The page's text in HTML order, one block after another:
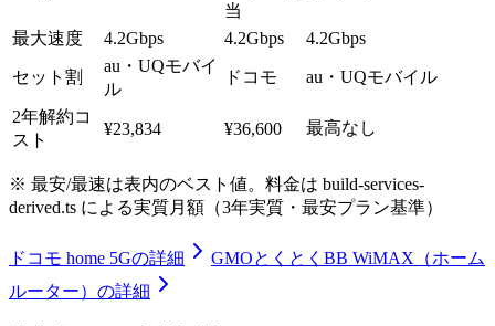
当
最大速度 4.2Gbps 4.2Gbps 4.2Gbps
セット割
au・UQモバイ
ル
ドコモ au・UQモバイル
2年解約コ
スト
¥23,834 ¥36,600 最高なし
※ 最安/最速は表内のベスト値。料金は build-services-
derived.ts による実質月額（3年実質・最安プラン基準）
ドコモ home 5Gの詳細
GMOとくとくBB WiMAX（ホーム
ルーター） の詳細